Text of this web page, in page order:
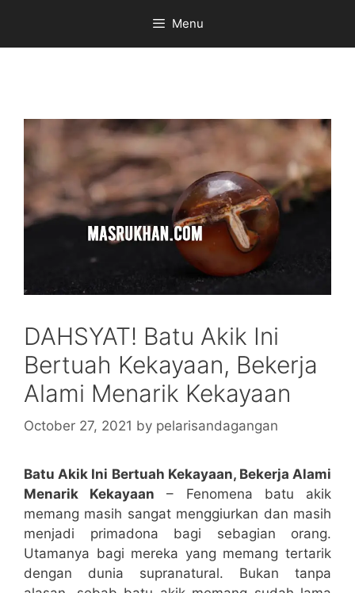
content
Menu
DAHSYAT! Batu Akik Ini
Bertuah Kekayaan, Bekerja
Alami Menarik Kekayaan
October 27, 2021 by pelarisandagangan
Batu Akik Ini Bertuah Kekayaan, Bekerja Alami
Menarik Kekayaan – Fenomena batu akik
memang masih sangat menggiurkan dan masih
menjadi primadona bagi sebagian orang.
Utamanya bagi mereka yang memang tertarik
dengan dunia supranatural. Bukan tanpa